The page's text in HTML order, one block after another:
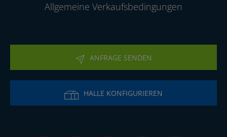
Allgemeine Verkaufsbedingungen
ANFRAGE SENDEN
HALLE KONFIGURIEREN